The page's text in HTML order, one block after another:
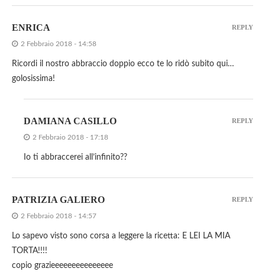
ENRICA
2 Febbraio 2018 - 14:58
Ricordi il nostro abbraccio doppio ecco te lo ridò subito qui…
golosissima!
REPLY
DAMIANA CASILLO
2 Febbraio 2018 - 17:18
Io ti abbraccerei all’infinito??
REPLY
PATRIZIA GALIERO
2 Febbraio 2018 - 14:57
Lo sapevo visto sono corsa a leggere la ricetta: E LEI LA MIA
TORTA!!!!
copio grazieeeeeeeeeeeeeee
REPLY